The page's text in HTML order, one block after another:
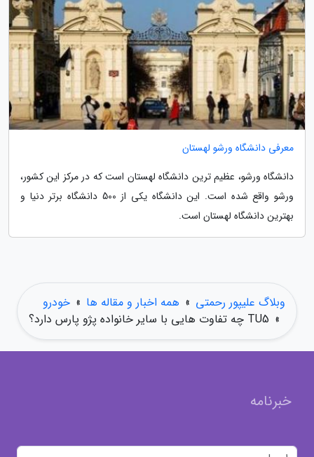
معرفی دانشگاه ورشو لهستان
دانشگاه ورشو، عظیم ترین دانشگاه لهستان است که در مرکز این کشور،
ورشو واقع شده است. این دانشگاه یکی از 500 دانشگاه برتر دنیا و
بهترین دانشگاه لهستان است.
وبلاگ علیپور رحمتی » همه اخبار و مقاله ها » خودرو
» TU5 چه تفاوت هایی با سایر خانواده پژو پارس دارد؟
خبرنامه